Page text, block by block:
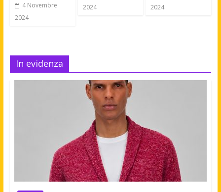
4 Novembre
2024
2024
2024
In evidenza